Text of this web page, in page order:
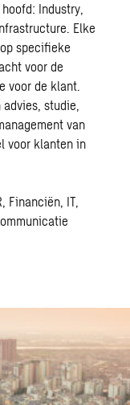
Industry,
Elke
specifieke
voor de
voor de klant.
studie,
van
voor klanten in
Financiën, IT,